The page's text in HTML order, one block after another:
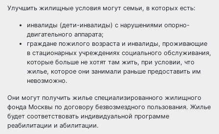
Улучшить жилищные условия могут семьи, в которых есть:
инвалиды (дети-инвалиды) с нарушениями опорно-
двигательного аппарата;
граждане пожилого возраста и инвалиды, проживающие
в стационарных учреждениях социального обслуживания,
которые больше не хотят там жить, при условии, что
жилье, которое они занимали раньше предоставить им
невозможно.
Они могут получить жилье специализированного жилищного
фонда Москвы по договору безвозмездного пользования. Жилье
будет соответствовать индивидуальной программе
реабилитации и абилитации.